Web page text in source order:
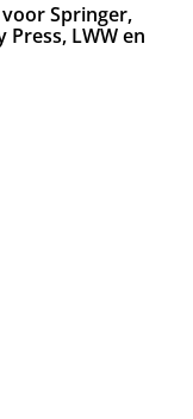
Springer,
LWW en